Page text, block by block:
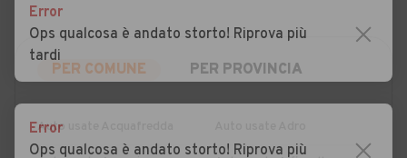
PER COMUNE PER PROVINCIA
Auto usate Acquafredda
Error
Ops qualcosa è andato storto! Riprova più
tardi
Error
Ops qualcosa è andato storto! Riprova più